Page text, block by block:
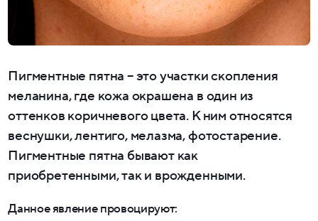
Пигментные пятна – это участки скопления
меланина, где кожа окрашена в один из
оттенков коричневого цвета. К ним относятся
веснушки, лентиго, мелазма, фотостарение.
Пигментные пятна бывают как
приобретенными, так и врожденными.
Данное явление провоцируют: